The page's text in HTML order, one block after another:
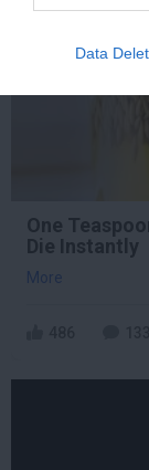
Data
One
Die Instantly
More